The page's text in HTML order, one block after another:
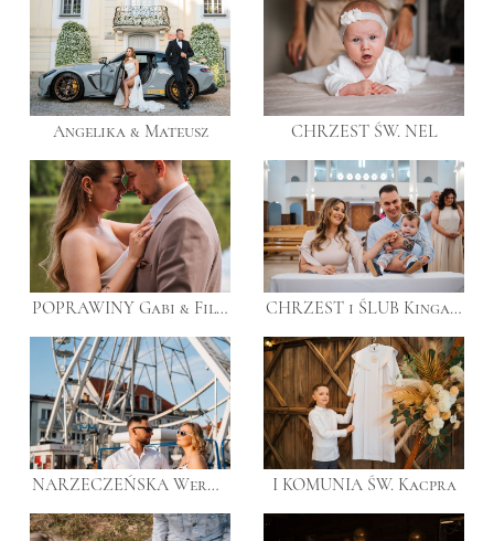
Angelika & Mateusz CHRZEST ŚW. NEL
POPRAWINY Gabi & Filip CHRZEST i ŚLUB Kinga & Marcin & Oskar
NARZECZEŃSKA Wera & Michał I KOMUNIA ŚW. Kacpra